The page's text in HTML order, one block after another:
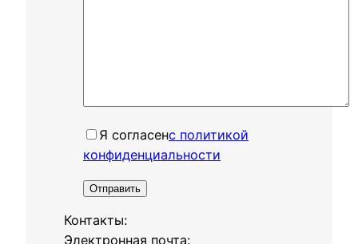
Я согласенㅤс политикой
конфиденциальности
Контакты:
Электронная почта: